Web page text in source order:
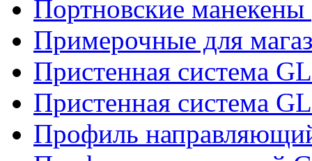
Портновские манекены
Примерочные для
Пристенная система
Пристенная система
Профиль